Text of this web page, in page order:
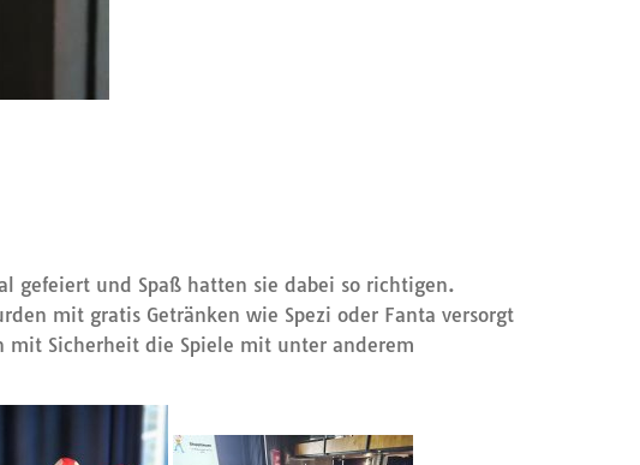
gefeiert und Spaß hatten sie dabei so richtigen.
mit gratis Getränken wie Spezi oder Fanta versorgt
mit Sicherheit die Spiele mit unter anderem